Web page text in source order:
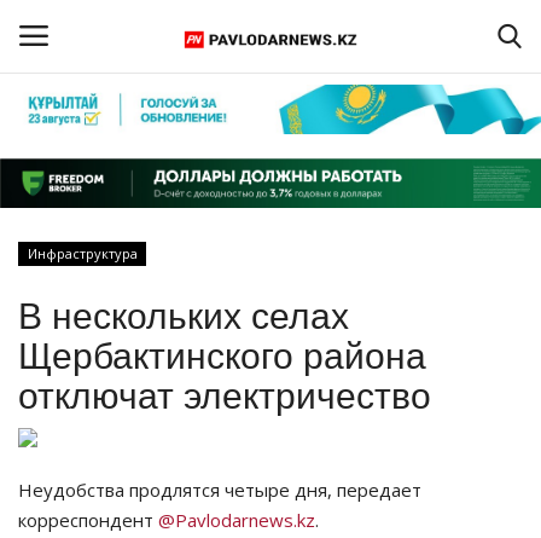
Регистрация
Главная
ПАВЛОДАРСКАЯ ОБЛАСТЬ
КАЗАХСТАН
СПЕЦПРОЕКТЫ
Инфраструктура
В нескольких селах
Щербактинского района
отключат электричество
Неудобства продлятся четыре дня, передает
корреспондент @Pavlodarnews.kz.